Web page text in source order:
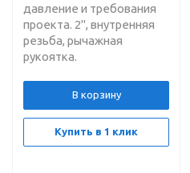
давление и требования
проекта. 2", внутренняя
резьба, рычажная
рукоятка.
В корзину
Купить в 1 клик